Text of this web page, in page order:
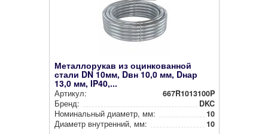
Металлорукав из оцинкованной
стали DN 10мм, Dвн 10,0 мм, Dнар
13,0 мм, IP40,...
Артикул:
667R1013100P
Бренд:
DKC
Номи­наль­ный диаметр, мм:
10
Диаметр внут­рен­ний, мм:
10